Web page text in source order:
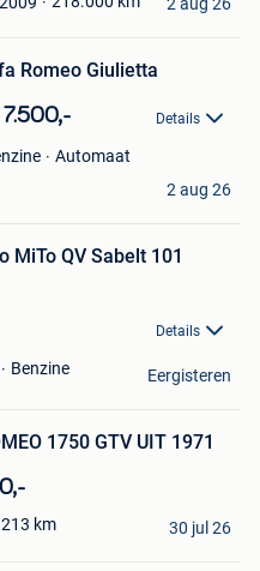
2 aug 26
Romeo Giulietta
Details
Automaat
2 aug 26
MiTo QV Sabelt 101
Details
Benzine Eergisteren
1750 GTV UIT 1971
km 30 jul 26